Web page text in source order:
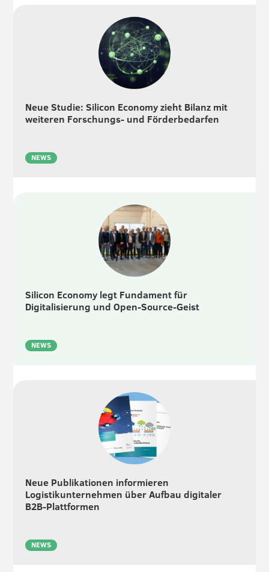
Neue Studie: Silicon Economy zieht Bilanz mit
weiteren Forschungs- und Förderbedarfen
NEWS
Silicon Economy legt Fundament für
Digitalisierung und Open-Source-Geist
NEWS
Neue Publikationen informieren
Logistikunternehmen über Aufbau digitaler
B2B-Plattformen
NEWS